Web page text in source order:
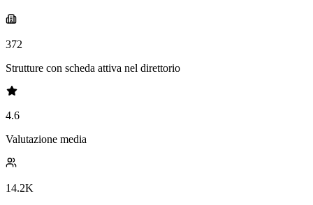
372
Strutture con scheda attiva nel direttorio
4.6
Valutazione media
14.2K